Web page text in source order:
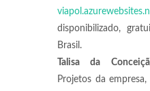
disponibilizado,
Brasil.
Talisa da
Projetos da